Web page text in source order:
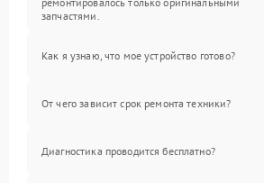
запчастями.
Как я узнаю, что мое устройство готово?
От чего зависит срок ремонта техники?
Диагностика проводится бесплатно?